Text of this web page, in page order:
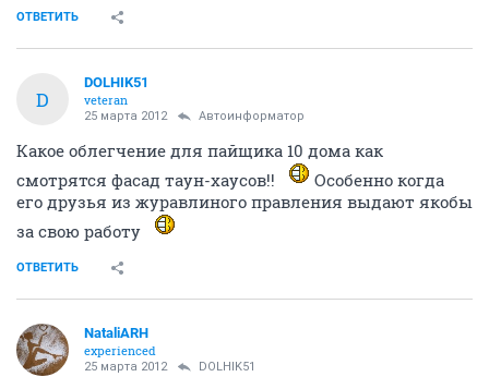
ОТВЕТИТЬ
D
DOLHIK51
veteran
25 марта 2012 Автоинформатор
Какое облегчение для пайщика 10 дома как
смотрятся фасад таун-хаусов!!
Особенно когда
его друзья из журавлиного правления выдают якобы
за свою работу
ОТВЕТИТЬ
NataliARH
experienced
25 марта 2012 DOLHIK51